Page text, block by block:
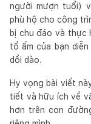
người mượn tuổi)
phù hộ cho công
bị chu đáo và thực
tổ ấm của bạn
dồi dào.
Hy vọng bài viết
tiết và hữu ích về
hơn trên con